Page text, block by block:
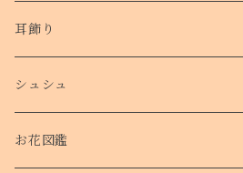
耳飾り
シュシュ
お花図鑑